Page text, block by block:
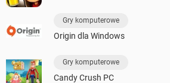
Gry komputerowe
Origin dla Windows
Gry komputerowe
Candy Crush PC